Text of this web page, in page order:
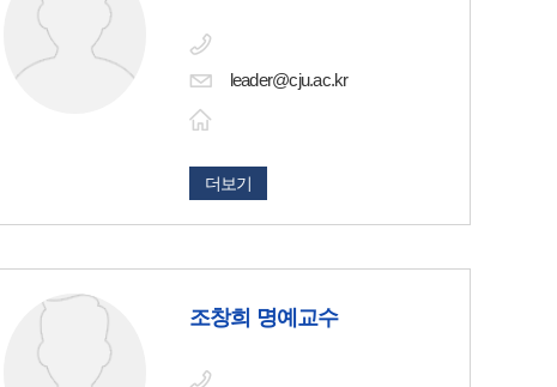
leader@cju.ac.kr
더보기
조창희 명예교수